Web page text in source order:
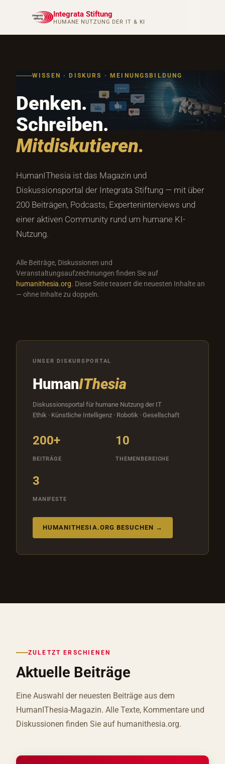
Integrata Stiftung
HUMANE NUTZUNG DER IT & KI
WISSEN · DISKURS · MEINUNGSBILDUNG
Denken.
Schreiben.
Mitdiskutieren.
HumanIThesia ist das Magazin und
Diskussionsportal der Integrata Stiftung — mit über
200 Beiträgen, Podcasts, Experteninterviews und
einer aktiven Community rund um humane KI-
Nutzung.
Alle Beiträge, Diskussionen und
Veranstaltungsaufzeichnungen finden Sie auf
humanithesia.org. Diese Seite teasert die neuesten Inhalte an
— ohne Inhalte zu doppeln.
UNSER DISKURSPORTAL
HumanIThesia
Diskussionsportal für humane Nutzung der IT
Ethik · Künstliche Intelligenz · Robotik · Gesellschaft
200+
BEITRÄGE
10
THEMENBEREICHE
3
MANIFESTE
HUMANITHESIA.ORG BESUCHEN →
ZULETZT ERSCHIENEN
Aktuelle Beiträge
Eine Auswahl der neuesten Beiträge aus dem
HumanIThesia-Magazin. Alle Texte, Kommentare und
Diskussionen finden Sie auf humanithesia.org.